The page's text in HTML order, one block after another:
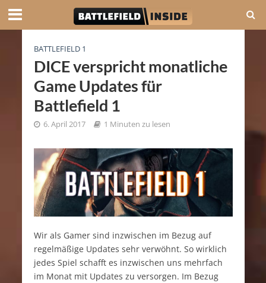
BATTLEFIELD 1
DICE verspricht monatliche
Game Updates für
Battlefield 1
6. April 2017 1 Minuten zu lesen
Wir als Gamer sind inzwischen im Bezug auf
regelmäßige Updates sehr verwöhnt. So wirklich
jedes Spiel schafft es inzwischen uns mehrfach
im Monat mit Updates zu versorgen. Im Bezug